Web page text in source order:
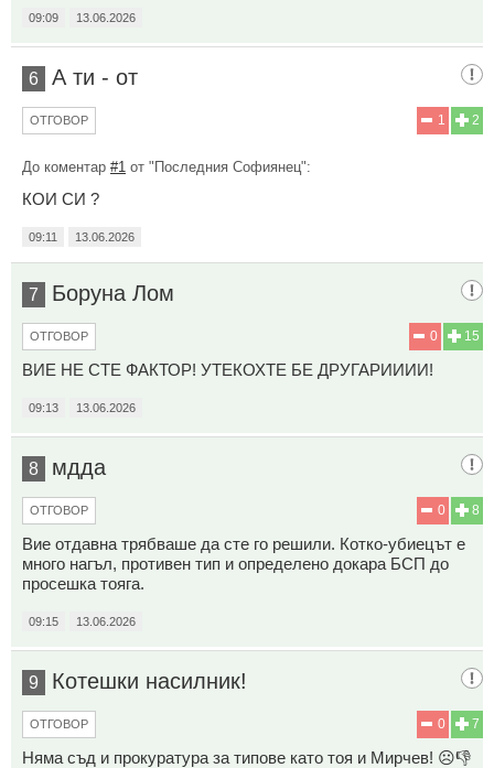
09:09 13.06.2026
6 А ти - от
2
1
ОТГОВОР
До коментар #1 от "Последния Софиянец":
КОИ СИ ?
09:11 13.06.2026
7 Боруна Лом
15
0
ОТГОВОР
ВИЕ НЕ СТЕ ФАКТОР! УТЕКОХТЕ БЕ ДРУГАРИИИИ!
09:13 13.06.2026
8 мдда
8
0
ОТГОВОР
Вие отдавна трябваше да сте го решили. Котко-убиецът е
много нагъл, противен тип и определено докара БСП до
просешка тояга.
09:15 13.06.2026
9 Котешки насилник!
7
0
ОТГОВОР
Няма съд и прокуратура за типове като тоя и Мирчев! ☹️👎